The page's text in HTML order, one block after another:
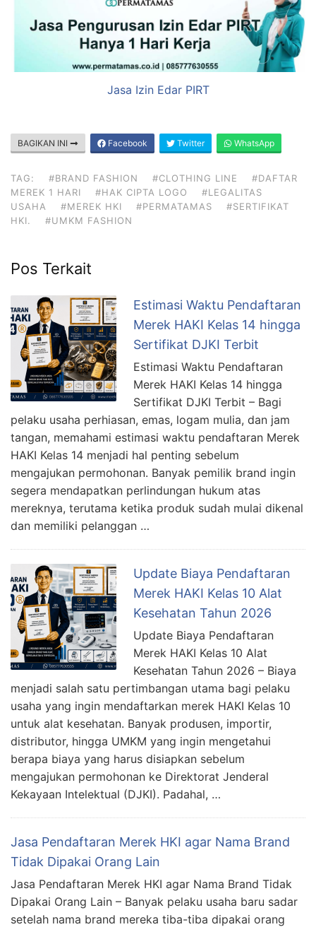
Jasa Izin Edar PIRT
BAGIKAN INI Facebook Twitter WhatsApp
TAG: #BRAND FASHION #CLOTHING LINE
#DAFTAR
MEREK 1 HARI
#HAK CIPTA LOGO
#LEGALITAS
USAHA
#MEREK HKI #PERMATAMAS
#SERTIFIKAT
HKI.
#UMKM FASHION
Pos Terkait
Estimasi Waktu Pendaftaran
Merek HAKI Kelas 14 hingga
Sertifikat DJKI Terbit
Estimasi Waktu Pendaftaran
Merek HAKI Kelas 14 hingga
Sertifikat DJKI Terbit – Bagi
pelaku usaha perhiasan, emas, logam mulia, dan jam
tangan, memahami estimasi waktu pendaftaran Merek
HAKI Kelas 14 menjadi hal penting sebelum
mengajukan permohonan. Banyak pemilik brand ingin
segera mendapatkan perlindungan hukum atas
mereknya, terutama ketika produk sudah mulai dikenal
dan memiliki pelanggan …
Update Biaya Pendaftaran
Merek HAKI Kelas 10 Alat
Kesehatan Tahun 2026
Update Biaya Pendaftaran
Merek HAKI Kelas 10 Alat
Kesehatan Tahun 2026 – Biaya
menjadi salah satu pertimbangan utama bagi pelaku
usaha yang ingin mendaftarkan merek HAKI Kelas 10
untuk alat kesehatan. Banyak produsen, importir,
distributor, hingga UMKM yang ingin mengetahui
berapa biaya yang harus disiapkan sebelum
mengajukan permohonan ke Direktorat Jenderal
Kekayaan Intelektual (DJKI). Padahal, …
Jasa Pendaftaran Merek HKI agar Nama Brand
Tidak Dipakai Orang Lain
Jasa Pendaftaran Merek HKI agar Nama Brand Tidak
Dipakai Orang Lain – Banyak pelaku usaha baru sadar
setelah nama brand mereka tiba-tiba dipakai orang